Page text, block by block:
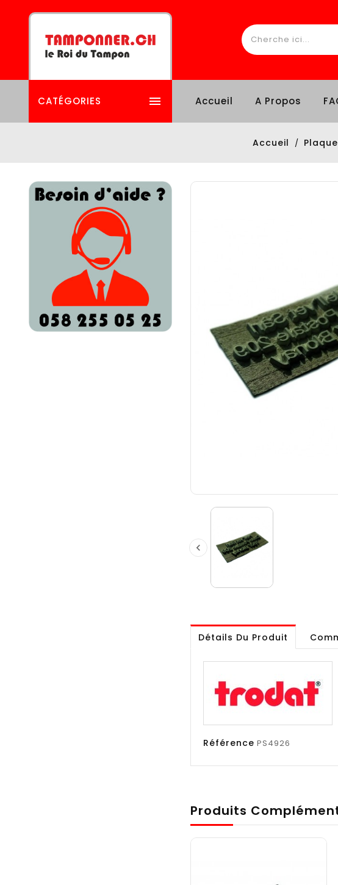
CATÉGORIES  Accueil A Propos
Accueil

Détails Du Produit
Référence PS4926
Produits